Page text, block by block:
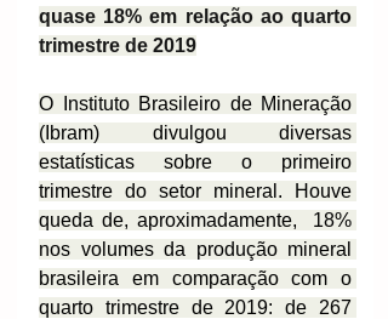
quase 18% em relação ao quarto
trimestre de 2019
O Instituto Brasileiro de Mineração
(Ibram) divulgou diversas
estatísticas sobre o primeiro
trimestre do setor mineral. Houve
queda de, aproximadamente,  18%
nos volumes da produção mineral
brasileira em comparação com o
quarto trimestre de 2019: de 267